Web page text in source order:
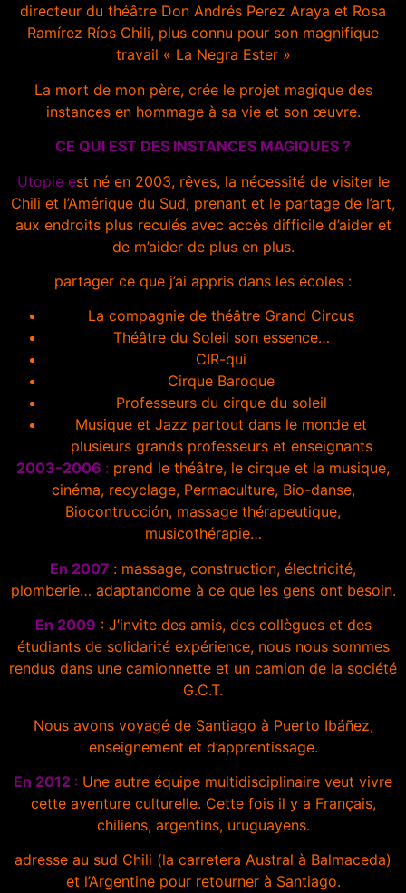
directeur du théâtre Don Andrés Perez Araya et Rosa
Ramírez Ríos Chili, plus connu pour son magnifique
travail « La Negra Ester »
La mort de mon père, crée le projet magique des
instances en hommage à sa vie et son œuvre.
CE QUI EST DES INSTANCES MAGIQUES ?
Utopie est né en 2003, rêves, la nécessité de visiter le
Chili et l’Amérique du Sud, prenant et le partage de l’art,
aux endroits plus reculés avec accès difficile d’aider et
de m’aider de plus en plus.
partager ce que j’ai appris dans les écoles :
La compagnie de théâtre Grand Circus
Théâtre du Soleil son essence…
CIR-qui
Cirque Baroque
Professeurs du cirque du soleil
Musique et Jazz partout dans le monde et
plusieurs grands professeurs et enseignants
2003-2006 : prend le théâtre, le cirque et la musique,
cinéma, recyclage, Permaculture, Bio-danse,
Biocontrucción, massage thérapeutique,
musicothérapie…
En 2007 : massage, construction, électricité,
plomberie… adaptandome à ce que les gens ont besoin.
En 2009 : J’invite des amis, des collègues et des
étudiants de solidarité expérience, nous nous sommes
rendus dans une camionnette et un camion de la société
G.C.T.
Nous avons voyagé de Santiago à Puerto Ibáñez,
enseignement et d’apprentissage.
En 2012 : Une autre équipe multidisciplinaire veut vivre
cette aventure culturelle. Cette fois il y a Français,
chiliens, argentins, uruguayens.
adresse au sud Chili (la carretera Austral à Balmaceda)
et l’Argentine pour retourner à Santiago.